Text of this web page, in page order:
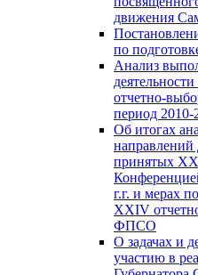
движения
по
Анализ
отчетно-
период 2010-
Об итогах
принятых
г.г. и мерах
XXIV
ФПСО
О задачах и
участию в